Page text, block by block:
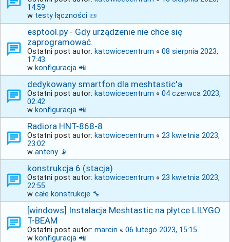
14:59
w testy łączności 📜
esptool.py - Gdy urządzenie nie chce się
zaprogramować.
Ostatni post autor: katowicecentrum « 08 sierpnia 2023,
17:43
w konfiguracja 📲
dedykowany smartfon dla meshtastic'a
Ostatni post autor: katowicecentrum « 04 czerwca 2023,
02:42
w konfiguracja 📲
Radiora HNT-868-8
Ostatni post autor: katowicecentrum « 23 kwietnia 2023,
23:02
w anteny 📡
konstrukcja 6 (stacja)
Ostatni post autor: katowicecentrum « 23 kwietnia 2023,
22:55
w całe konstrukcje 🔧
[windows] Instalacja Meshtastic na płytce LILYGO
T-BEAM
Ostatni post autor: marcin « 06 lutego 2023, 15:15
w konfiguracja 📲